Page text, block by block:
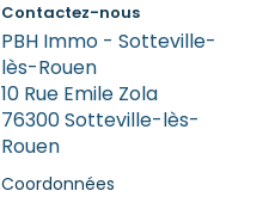
Contactez-nous
PBH Immo - Sotteville-
lès-Rouen
10 Rue Emile Zola
76300 Sotteville-lès-
Rouen
Coordonnées